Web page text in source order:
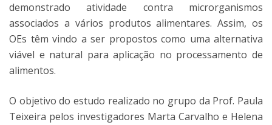
demonstrado atividade contra microrganismos
associados a vários produtos alimentares. Assim, os
OEs têm vindo a ser propostos como uma alternativa
viável e natural para aplicação no processamento de
alimentos.
O objetivo do estudo realizado no grupo da Prof. Paula
Teixeira pelos investigadores Marta Carvalho e Helena